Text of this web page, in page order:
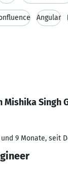
Angular
Singh
9 Monate, seit